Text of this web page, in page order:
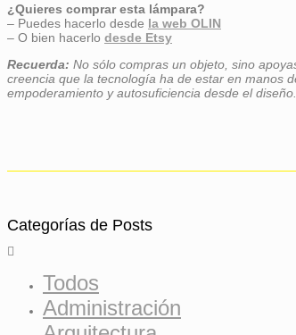
¿Quieres comprar esta lámpara?
– Puedes hacerlo desde la web OLIN
– O bien hacerlo desde Etsy
Recuerda: No sólo compras un objeto, sino
creencia que la tecnología ha de estar en manos
empoderamiento y autosuficiencia desde el diseño.
Categorías de Posts
Todos
Administración